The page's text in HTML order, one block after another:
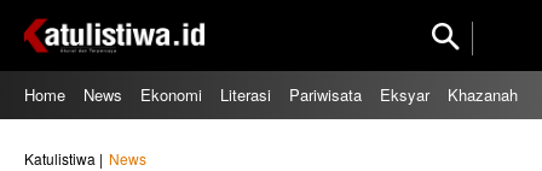
Home News Ekonomi Literasi Pariwisata Eksyar Khazanah
Katulistiwa | News